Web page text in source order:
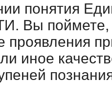
понятия
Вы поймете,
проявления
иное